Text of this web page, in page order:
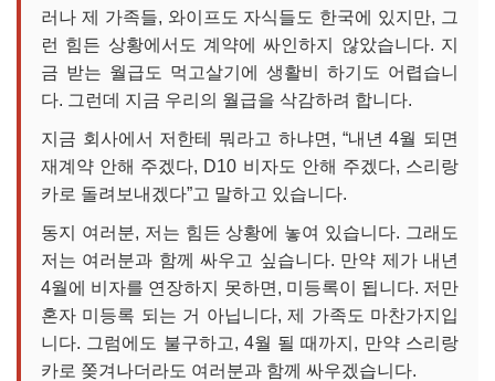
러나 제 가족들, 와이프도 자식들도 한국에 있지만, 그
런 힘든 상황에서도 계약에 싸인하지 않았습니다. 지
금 받는 월급도 먹고살기에 생활비 하기도 어렵습니
다. 그런데 지금 우리의 월급을 삭감하려 합니다.
지금 회사에서 저한테 뭐라고 하냐면, “내년 4월 되면
재계약 안해 주겠다, D10 비자도 안해 주겠다, 스리랑
카로 돌려보내겠다”고 말하고 있습니다.
동지 여러분, 저는 힘든 상황에 놓여 있습니다. 그래도
저는 여러분과 함께 싸우고 싶습니다. 만약 제가 내년
4월에 비자를 연장하지 못하면, 미등록이 됩니다. 저만
혼자 미등록 되는 거 아닙니다, 제 가족도 마찬가지입
니다. 그럼에도 불구하고, 4월 될 때까지, 만약 스리랑
카로 쫒겨나더라도 여러분과 함께 싸우겠습니다.